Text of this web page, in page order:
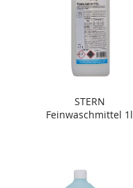
STERN
Feinwaschmittel 1l